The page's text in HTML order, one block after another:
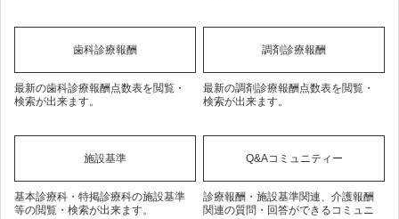
歯科診療報酬
最新の歯科診療報酬点数表を閲覧・
検索が出来ます。
調剤診療報酬
最新の調剤診療報酬点数表を閲覧・
検索が出来ます。
施設基準
基本診療科・特掲診療科の施設基準
等の閲覧・検索が出来ます。
Q&Aコミュニティー
診療報酬・施設基準関連、介護報酬
関連の質問・回答ができるコミュニ